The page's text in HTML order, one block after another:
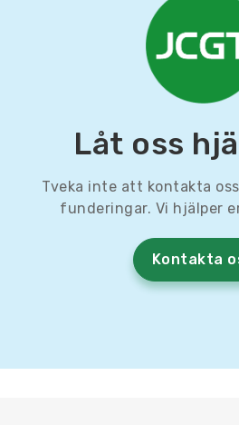
Låt oss
Tveka inte att kontakta
funderingar. Vi hjälper
Kontakta